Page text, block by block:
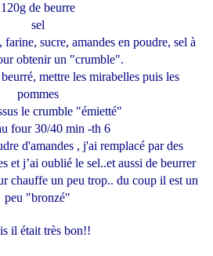
120g de beurre
sel
sucre, amandes en poudre, sel à
obtenir un "crumble".
mettre les mirabelles puis les
pommes
le crumble "émietté"
four 30/40 min -th 6
d'amandes , j'ai remplacé par des
et j’ai oublié le sel..et aussi de beurrer
chauffe un peu trop.. du coup il est un
peu "bronzé"
il était très bon!!